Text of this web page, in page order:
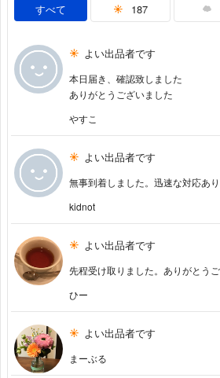
すべて 187
よい出品者です
本日届き、確認致しました
ありがとうございました
やすこ
よい出品者です
無事到着しました。迅速な対応あ
kidnot
よい出品者です
先程受け取りました。ありがとうご
ひー
よい出品者です
まーぶる